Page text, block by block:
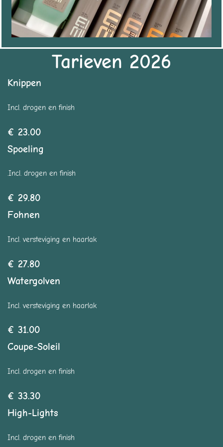
Tarieven 2026
Knippen
Incl. drogen en finish
€ 23.00
Spoeling
.Incl. drogen en finish
€ 29.80
Fohnen
Incl. versteviging en haarlak
€ 27.80
Watergolven
Incl. versteviging en haarlak
€ 31.00
Coupe-Soleil
Incl. drogen en finish
€ 33.30
High-Lights
Incl. drogen en finish